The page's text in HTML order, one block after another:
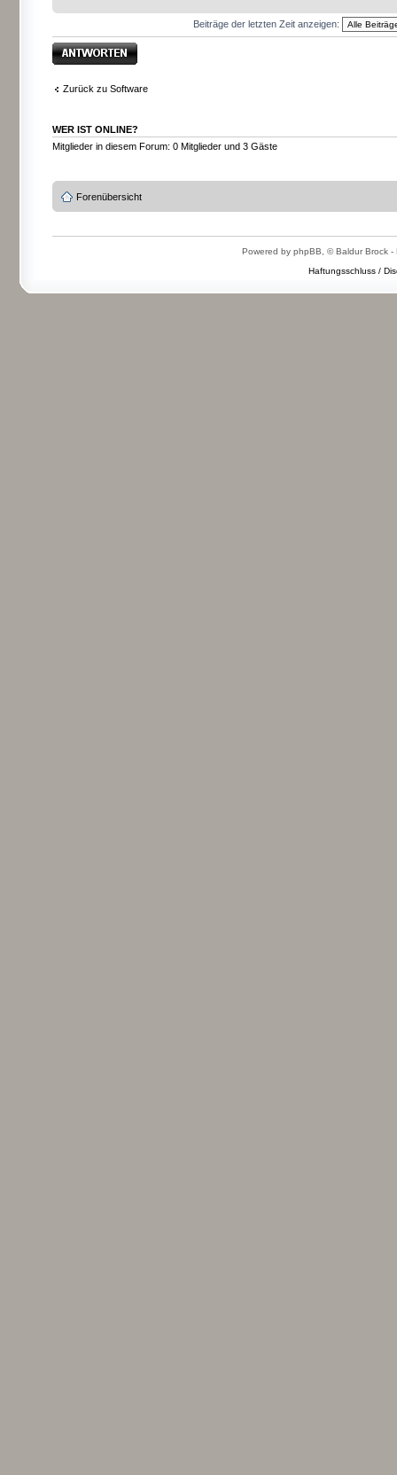
Beiträge der letzten Zeit anzeigen:
Antwort erstellen
Zurück zu Software
WER IST ONLINE?
Mitglieder in diesem Forum: 0 Mitglieder und 3 Gäste
Forenübersicht
Powered by phpBB, © Baldur Brock -
Haftungsschluss /